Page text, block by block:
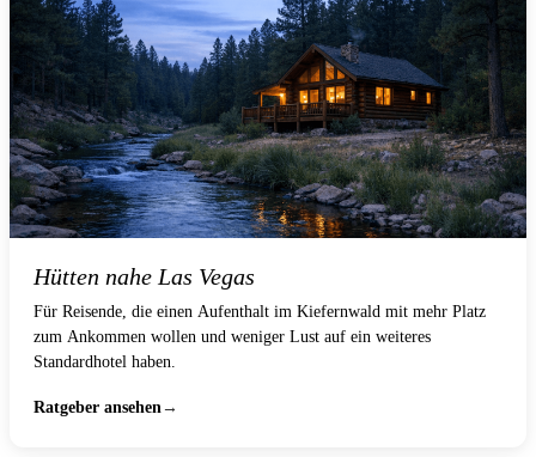
Hütten nahe Las Vegas
Für Reisende, die einen Aufenthalt im Kiefernwald mit mehr Platz
zum Ankommen wollen und weniger Lust auf ein weiteres
Standardhotel haben.
Ratgeber ansehen